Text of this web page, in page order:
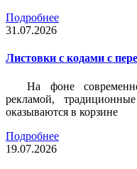
Подробнее
31.07.2026
Листовки c кодами с
На фоне
рекламой,
оказываются в корзине
Подробнее
19.07.2026